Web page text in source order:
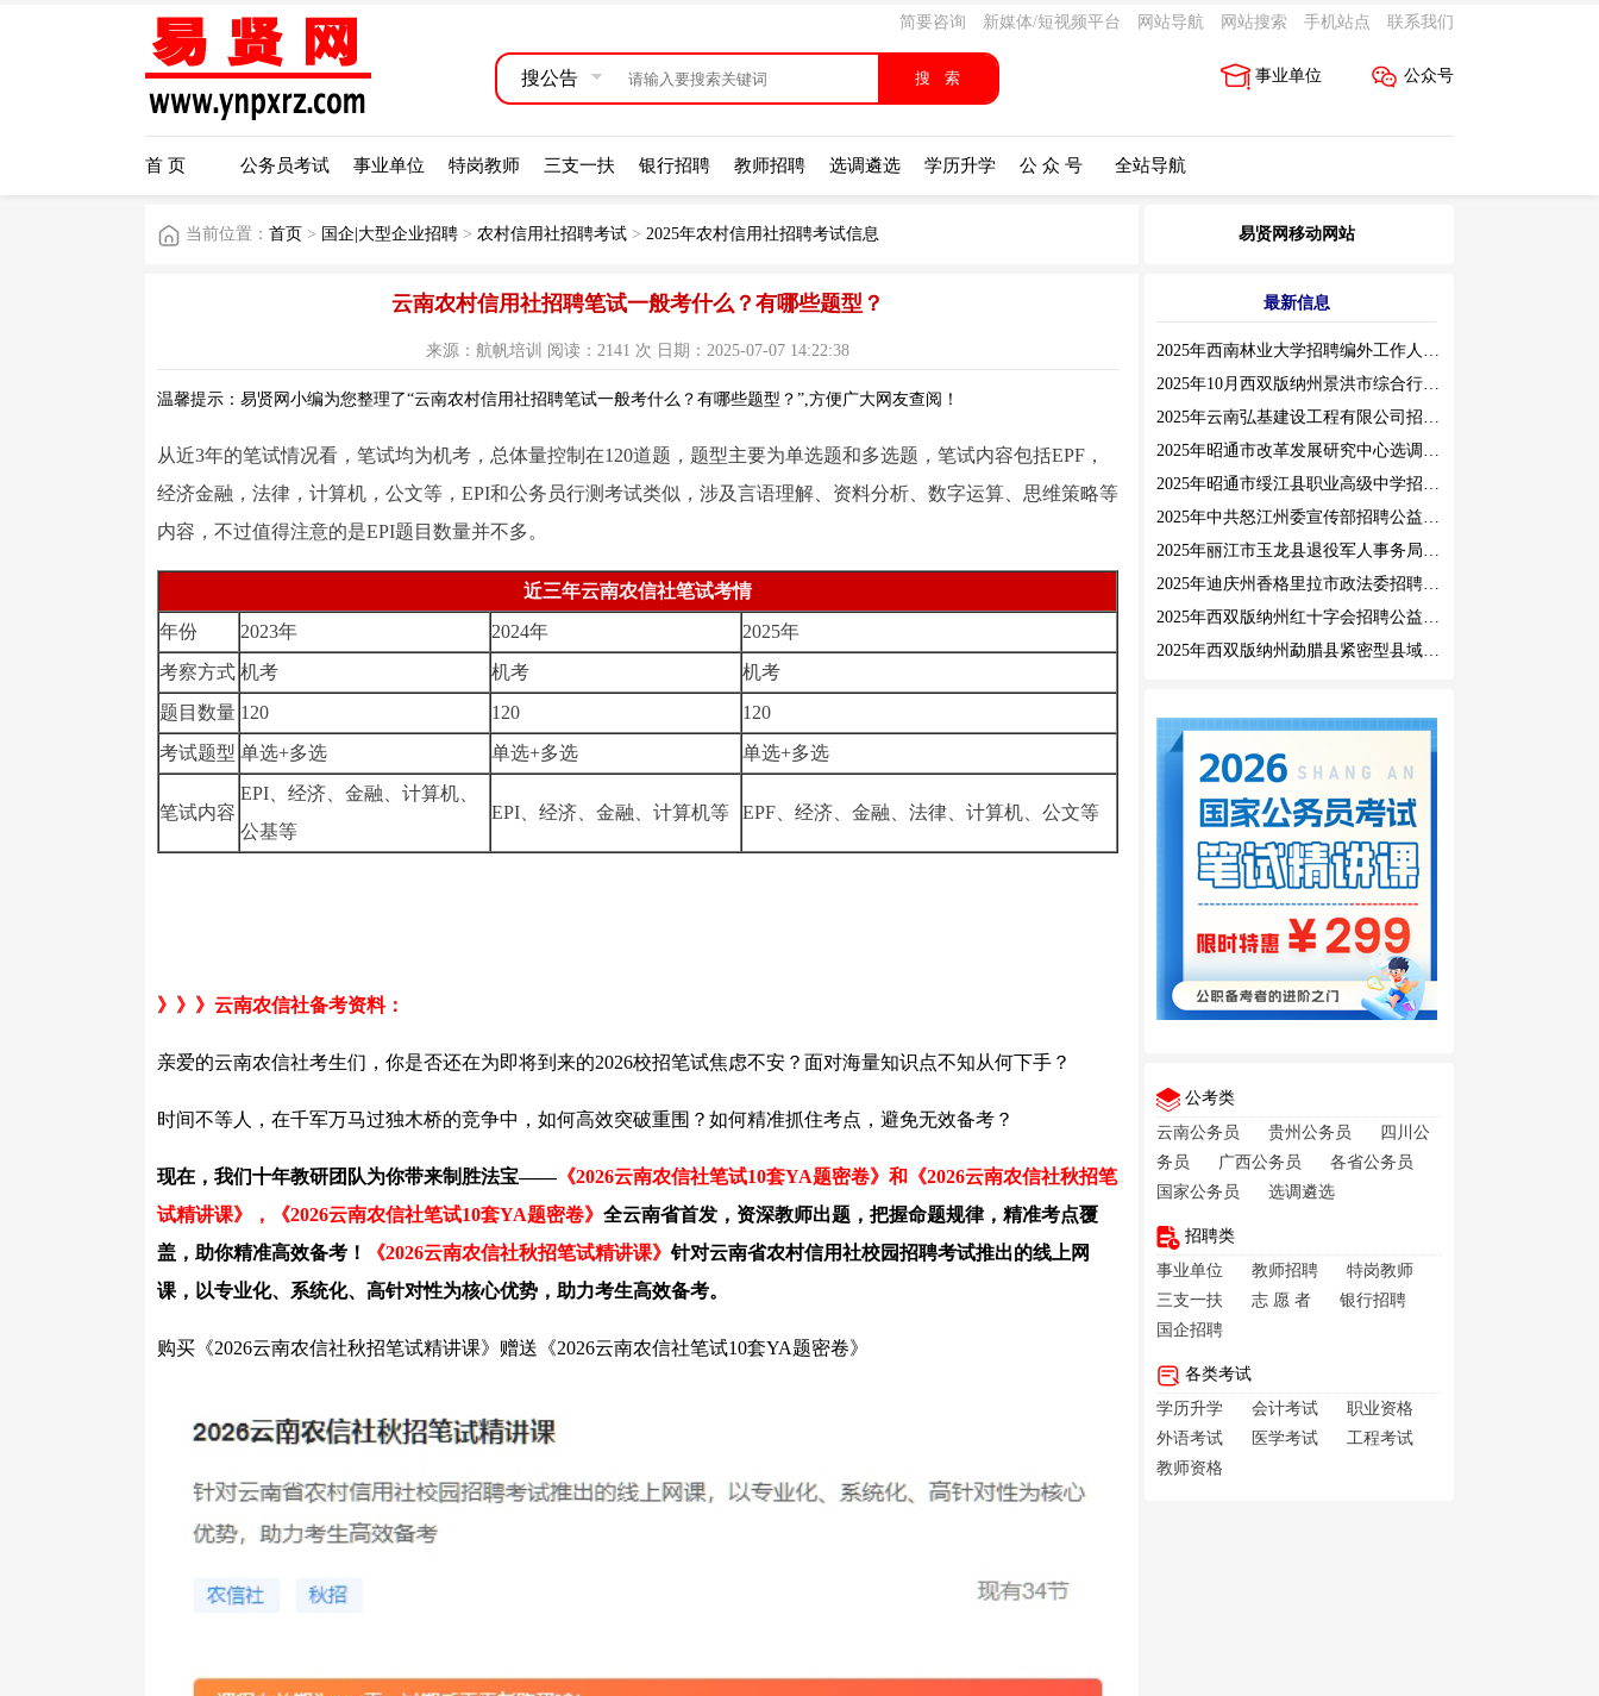
简要咨询 新媒体/短视频平台 网站导航 网站搜索 手机站点 联系我们
搜公告 公众号
事业单位
首 页 公务员考试 事业单位 特岗教师 三支一扶 银行招聘 教师招聘 选调遴选 学历升学 公 众 号 全站导航
当前位置： 首页 > 国企|大型企业招聘 > 农村信用社招聘考试 > 2025年农村信用社招聘考试信息
云南农村信用社招聘笔试一般考什么？有哪些题型？
来源：航帆培训 阅读：2141 次 日期：2025-07-07 14:22:38
温馨提示：易贤网小编为您整理了“云南农村信用社招聘笔试一般考什么？有哪些题型？”,方便广大网友查阅！
从近3年的笔试情况看，笔试均为机考，总体量控制在120道题，题型主要为单选题和多选题，笔试内容包括EPF，
经济金融，法律，计算机，公文等，EPI和公务员行测考试类似，涉及言语理解、资料分析、数字运算、思维策略等
内容，不过值得注意的是EPI题目数量并不多。
近三年云南农信社笔试考情
年份
2023年 2024年
2025年
考察方式 机考 机考
机考
题目数量 120 120
120
考试题型 单选+多选 单选+多选 单选+多选
笔试内容
EPI、经济、金融、计算机、
公基等
EPI、经济、金融、计算机等 EPF、经济、金融、法律、计算机、公文等
》》》云南农信社备考资料：
亲爱的云南农信社考生们，你是否还在为即将到来的2026校招笔试焦虑不安？面对海量知识点不知从何下手？
时间不等人，在千军万马过独木桥的竞争中，如何高效突破重围？如何精准抓住考点，避免无效备考？
现在，我们十年教研团队为你带来制胜法宝——《2026云南农信社笔试10套YA题密卷》和《2026云南农信社秋招笔
试精讲课》，《2026云南农信社笔试10套YA题密卷》 全云南省首发，资深教师出题，把握命题规律，精准考点覆
盖，助你精准高效备考！
《2026云南农信社秋招笔试精讲课》针对云南省农村信用社校园招聘考试推出的线上网
课，以专业化、系统化、高针对性为核心优势，助力考生高效备考。
购买《2026云南农信社秋招笔试精讲课》赠送《2026云南农信社笔试10套YA题密卷》
易贤网移动网站
最新信息
2025年西南林业大学招聘编外工作人员公告（三）
2025年10月西双版纳州景洪市综合行政执法局招聘人员公告
2025年云南弘基建设工程有限公司招聘公告
2025年昭通市改革发展研究中心选调工作人员职业素质测评通告
2025年昭通市绥江县职业高级中学招聘编外紧缺临聘数学教师公告
2025年中共怒江州委宣传部招聘公益性岗位公告
2025年丽江市玉龙县退役军人事务局公益性岗位招聘公告
2025年迪庆州香格里拉市政法委招聘公益性岗位公告
2025年西双版纳州红十字会招聘公益性岗位人员公告
2025年西双版纳州勐腊县紧密型县域医共体招聘编外人员公告
公考类
云南公务员
贵州公务员
四川公
务员
广西公务员
各省公务员
国家公务员
选调遴选
招聘类
事业单位
教师招聘
特岗教师
三支一扶
志 愿 者
银行招聘
国企招聘
各类考试
学历升学
会计考试
职业资格
外语考试
医学考试
工程考试
教师资格